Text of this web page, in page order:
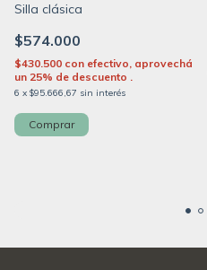
Silla clásica
$574.000
6 x $95.666,67 sin interés
$430.500 con efectivo, aprovechá
un 25% de descuento .